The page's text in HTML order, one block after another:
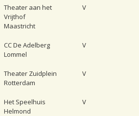
Theater aan het
Vrijthof
Maastricht
V
CC De Adelberg
Lommel
V
Theater Zuidplein
Rotterdam
V
Het Speelhuis
Helmond
V